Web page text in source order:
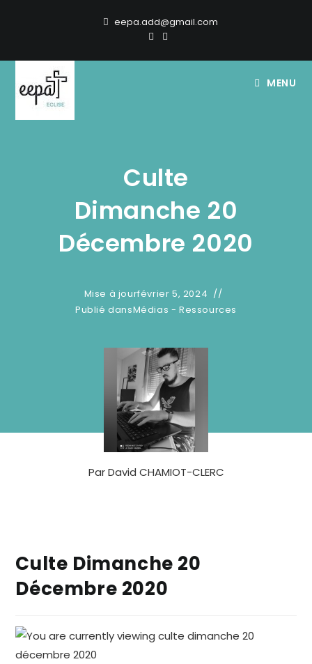
eepa.add@gmail.com
MENU
Culte
Dimanche 20
Décembre 2020
Mise à jourfévrier 5, 2024
Publié dansMédias - Ressources
ParDavid CHAMIOT-CLERC
Culte Dimanche 20
Décembre 2020